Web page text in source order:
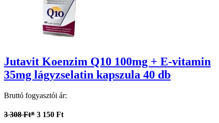
Jutavit Koenzim Q10 100mg + E-vitamin
35mg lágyzselatin kapszula 40 db
Bruttó fogyasztói ár:
3 308 Ft* 3 150 Ft